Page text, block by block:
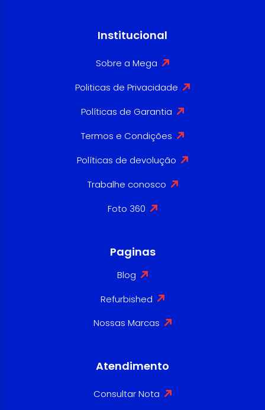
Institucional
Sobre a Mega
Politicas de Privacidade
Políticas de Garantia
Termos e Condições
Políticas de devolução
Trabalhe conosco
Foto 360
Paginas
Blog
Refurbished
Nossas Marcas
Atendimento
Consultar Nota